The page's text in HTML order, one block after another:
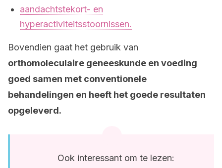
aandachtstekort- en
hyperactiviteitsstoornissen.
Bovendien gaat het gebruik van
orthomoleculaire geneeskunde en voeding
goed samen met conventionele
behandelingen en heeft het goede resultaten
opgeleverd.
Ook interessant om te lezen: